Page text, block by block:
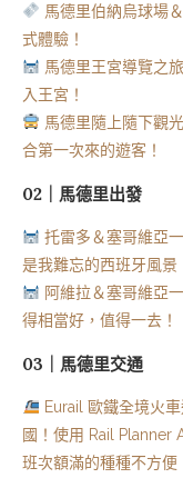
馬德里伯納烏球場
式體驗！
馬德里王宮導覽之
入王宮！
馬德里隨上隨下觀
合第一次來的遊客！
02｜馬德里出發
托雷多＆塞哥維亞
是我難忘的西班牙風景
阿維拉＆塞哥維亞
得相當好，值得一去！
03｜馬德里交通
Eurail 歐鐵全境火
國！使用 Rail Planner
班次額滿的種種不方便